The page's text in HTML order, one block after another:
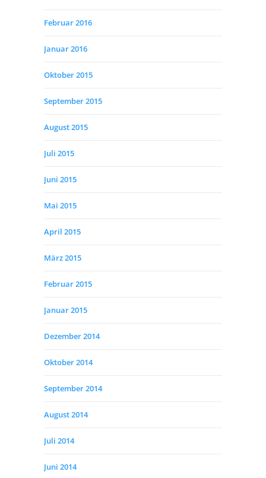
Februar 2016
Januar 2016
Oktober 2015
September 2015
August 2015
Juli 2015
Juni 2015
Mai 2015
April 2015
März 2015
Februar 2015
Januar 2015
Dezember 2014
Oktober 2014
September 2014
August 2014
Juli 2014
Juni 2014